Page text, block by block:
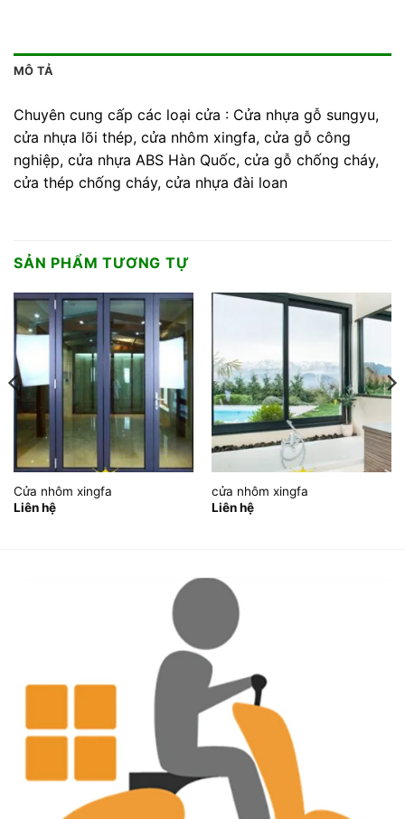
MÔ TẢ
Chuyên cung cấp các loại cửa : Cửa nhựa gỗ sungyu,
cửa nhựa lõi thép, cửa nhôm xingfa, cửa gỗ công
nghiệp, cửa nhựa ABS Hàn Quốc, cửa gỗ chống cháy,
cửa thép chống cháy, cửa nhựa đài loan
SẢN PHẨM TƯƠNG TỰ
Cửa nhôm xingfa
Liên hệ
cửa nhôm xingfa
Liên hệ